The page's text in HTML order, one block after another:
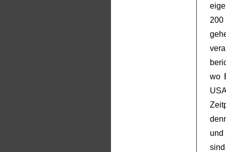
200
wo
und